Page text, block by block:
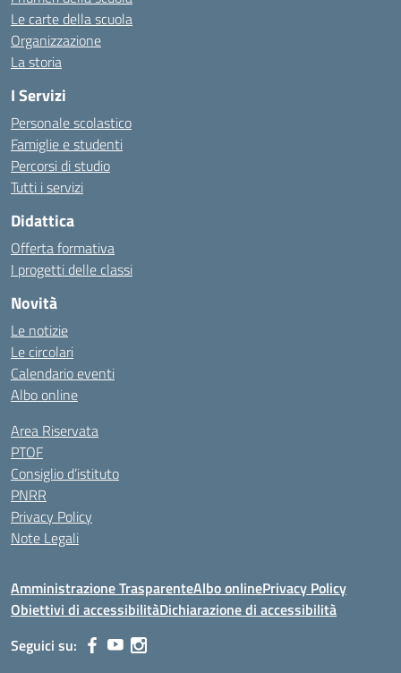
Le carte della scuola
Organizzazione
La storia
I Servizi
Personale scolastico
Famiglie e studenti
Percorsi di studio
Tutti i servizi
Didattica
Offerta formativa
I progetti delle classi
Novità
Le notizie
Le circolari
Calendario eventi
Albo online
Area Riservata
PTOF
Consiglio d’istituto
PNRR
Privacy Policy
Note Legali
Amministrazione TrasparenteAlbo onlinePrivacy Policy
Obiettivi di accessibilitàDichiarazione di accessibilità
Seguici su: